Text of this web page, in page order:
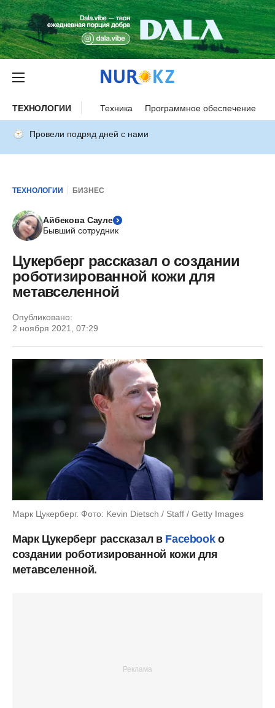
ТЕХНОЛОГИИ Техника Программное обеспечение
Провели подряд дней с нами
ТЕХНОЛОГИИ БИЗНЕС
Айбекова Сауле
Бывший сотрудник
Цукерберг рассказал о создании
роботизированной кожи для
метавселенной
Опубликовано:
2 ноября 2021, 07:29
Марк Цукерберг. Фото: Kevin Dietsch / Staff / Getty Images
Марк Цукерберг рассказал в Facebookо
создании роботизированной кожи для
метавселенной.